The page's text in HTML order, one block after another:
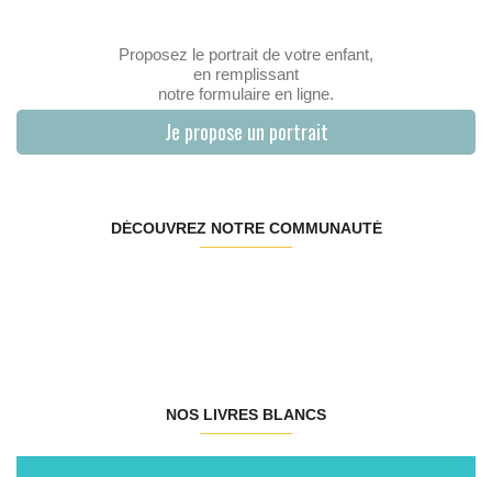
Proposez le portrait de votre enfant,
en remplissant
notre formulaire en ligne.
Je propose un portrait
DÉCOUVREZ NOTRE COMMUNAUTÉ
NOS LIVRES BLANCS